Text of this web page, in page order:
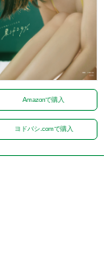
Amazonで購入
ヨドバシ.comで購入